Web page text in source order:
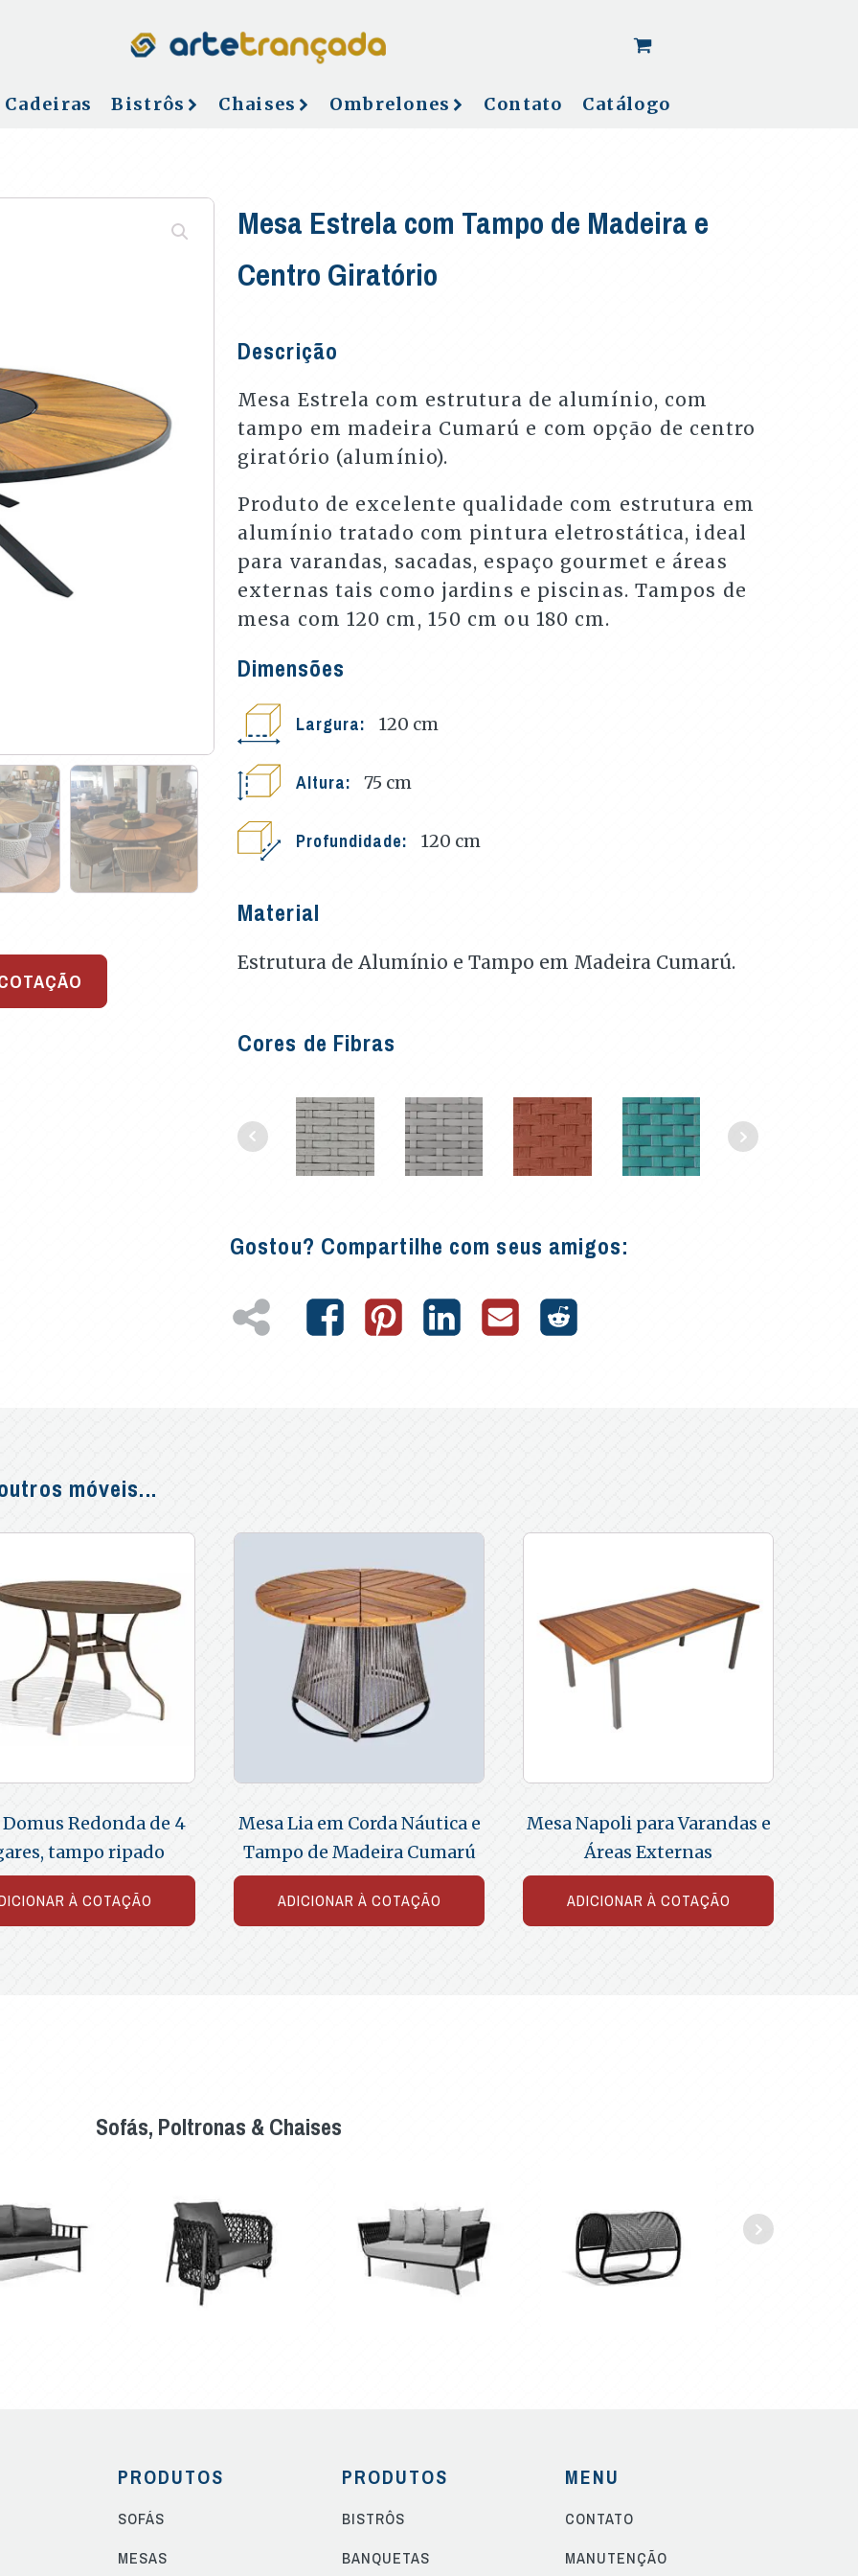
Cadeiras Bistrôs Chaises Ombrelones Contato Catálogo
Mesa Estrela com Tampo de Madeira e
Centro Giratório
Descrição
Mesa Estrela com estrutura de alumínio, com
tampo em madeira Cumarú e com opção de centro
giratório (alumínio).
Produto de excelente qualidade com estrutura em
alumínio tratado com pintura eletrostática, ideal
para varandas, sacadas, espaço gourmet e áreas
externas tais como jardins e piscinas. Tampos de
mesa com 120 cm, 150 cm ou 180 cm.
Dimensões
Largura: 120 cm
Altura: 75 cm
Profundidade: 120 cm
Material
Estrutura de Alumínio e Tampo em Madeira Cumarú.
Cores de Fibras
Gostou? Compartilhe com seus amigos:
móveis...
Domus Redonda de 4
tampo ripado
À COTAÇÃO
Mesa Lia em Corda Náutica e
Tampo de Madeira Cumarú
ADICIONAR À COTAÇÃO
Mesa Napoli para Varandas e
Áreas Externas
ADICIONAR À COTAÇÃO
Sofás, Poltronas & Chaises
PRODUTOS
SOFÁS
MESAS
PRODUTOS
BISTRÔS
BANQUETAS
MENU
CONTATO
MANUTENÇÃO